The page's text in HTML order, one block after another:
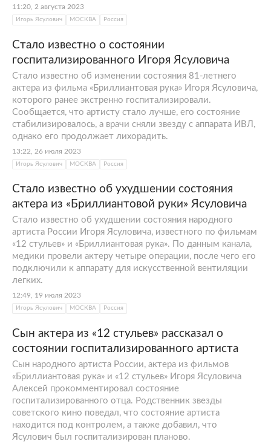
11:20, 2 августа 2023
Игорь Ясулович МОСКВА Россия
Стало известно о состоянии
госпитализированного Игоря Ясуловича
Стало известно об изменении состояния 81-летнего
актера из фильма «Бриллиантовая рука» Игоря Ясуловича,
которого ранее экстренно госпитализировали.
Сообщается, что артисту стало лучше, его состояние
стабилизировалось, а врачи сняли звезду с аппарата ИВЛ,
однако его продолжает лихорадить.
13:22, 26 июля 2023
Игорь Ясулович МОСКВА Россия
Стало известно об ухудшении состояния
актера из «Бриллиантовой руки» Ясуловича
Стало известно об ухудшении состояния народного
артиста России Игоря Ясуловича, известного по фильмам
«12 стульев» и «Бриллиантовая рука». По данным канала,
медики провели актеру четыре операции, после чего его
подключили к аппарату для искусственной вентиляции
легких.
12:49, 19 июля 2023
Игорь Ясулович МОСКВА Россия
Сын актера из «12 стульев» рассказал о
состоянии госпитализированного артиста
Сын народного артиста России, актера из фильмов
«Бриллиантовая рука» и «12 стульев» Игоря Ясуловича
Алексей прокомментировал состояние
госпитализированного отца. Родственник звезды
советского кино поведал, что состояние артиста
находится под контролем, а также добавил, что
Ясулович был госпитализирован планово.